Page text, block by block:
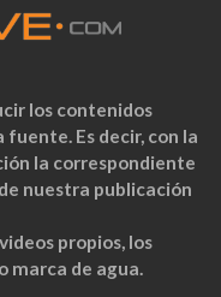
los contenidos
Es decir, con la
la correspondiente
nuestra publicación
propios, los
marca de agua.